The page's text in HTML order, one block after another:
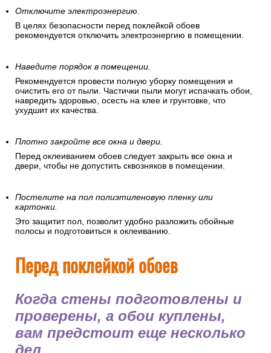
Отключите электроэнергию.
В целях безопасности перед поклейкой обоев
рекомендуется отключить электроэнергию в помещении.
Наведите порядок в помещении.
Рекомендуется провести полную уборку помещения и
очистить его от пыли. Частички пыли могут испачкать обои,
навредить здоровью, осесть на клее и грунтовке, что
ухудшит их качества.
Плотно закройте все окна и двери.
Перед оклеиванием обоев следует закрыть все окна и
двери, чтобы не допустить сквозняков в помещении.
Постелите на пол полиэтиленовую пленку или
картонки.
Это защитит пол, позволит удобно разложить обойные
полосы и подготовиться к оклеиванию.
Перед поклейкой обоев
Когда стены подготовлены и
проверены, а обои куплены,
вам предстоит еще несколько